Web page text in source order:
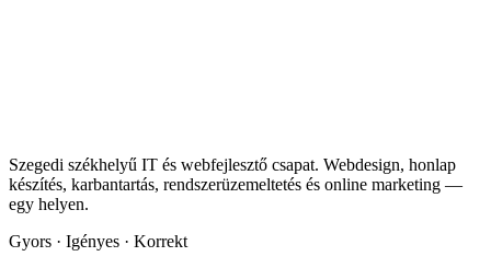
Szegedi székhelyű IT és webfejlesztő csapat. Webdesign, honlap
készítés, karbantartás, rendszerüzemeltetés és online marketing —
egy helyen.
Gyors · Igényes · Korrekt